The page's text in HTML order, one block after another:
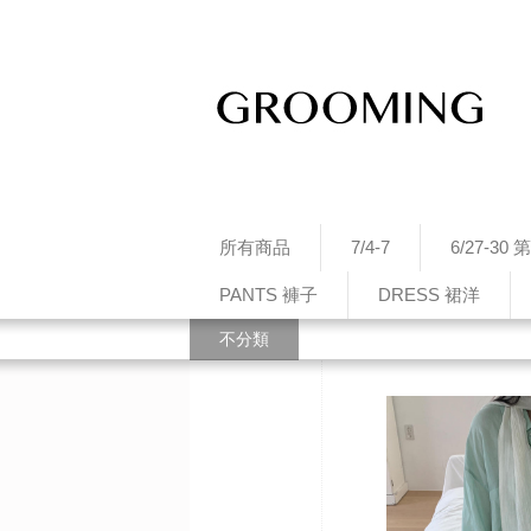
所有商品 7/4-7 6/27-30
PANTS 褲子 DRESS 裙洋
不分類